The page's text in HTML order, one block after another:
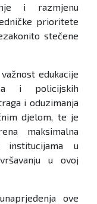
i razmjenu
prioritete
stečene
edukacije
i policijskih
i oduzimanja
djelom, te je
maksimalna
institucijama u
u ovoj
ove